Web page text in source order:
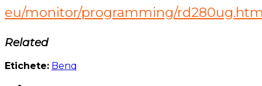
eu/monitor/programming/
Related
Etichete: Benq